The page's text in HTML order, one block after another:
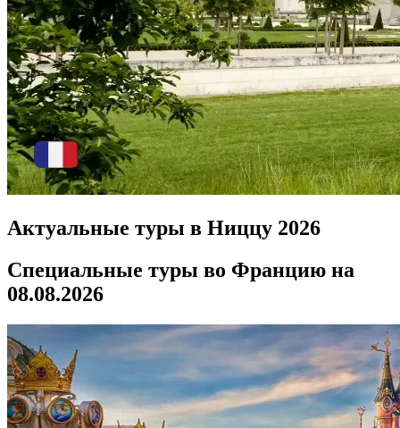
Актуальные туры в Ниццу 2026
Специальные туры во Францию на
08.08.2026